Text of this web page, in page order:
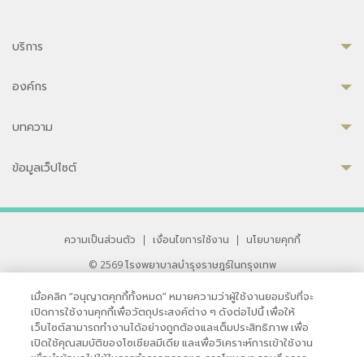
บริการ
องค์กร
บทความ
ข้อมูลเว็ปไซต์
ความเป็นส่วนตัว | เงื่อนไขการใช้งาน |
นโยบายคุกกี้
© 2569 โรงพยาบาลบำรุงราษฎร์ในกรุงเทพ
33 สุขุมวิท ซอย 3 เขตวัฒนา กรุงเทพ 10110 ประเทศไทย
หากท่านมีข้อคิดเห็นหรือปัญหาในการใช้เว็บไซต์ของเรา
เมื่อคลิก “อนุญาตคุกกี้ทั้งหมด” หมายความว่าผู้ใช้งานยอมรับที่จะ
เปิดการใช้งานคุกกี้เพื่อวัตถุประสงค์ต่าง ๆ ดังต่อไปนี้ เพื่อให้
เว็บไซต์สามารถทำงานได้อย่างถูกต้องและเต็มประสิทธิภาพ เพื่อ
เปิดใช้คุณสมบัติของโซเชียลมีเดีย และเพื่อวิเคราะห์การเข้าใช้งาน